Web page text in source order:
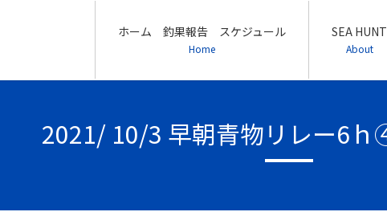
ホーム 釣果報告 スケジュール
Home
SEA HUNT
About
2021/ 10/3 早朝青物リレー6ｈ